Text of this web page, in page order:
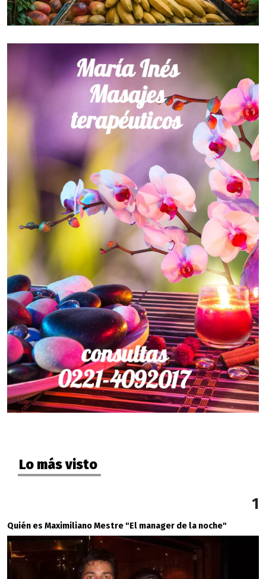
Lo más visto
1
Quién es Maximiliano Mestre "El manager de la noche"